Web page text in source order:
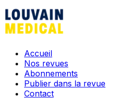
Accueil
Nos revues
Abonnements
Publier dans la revue
Contact